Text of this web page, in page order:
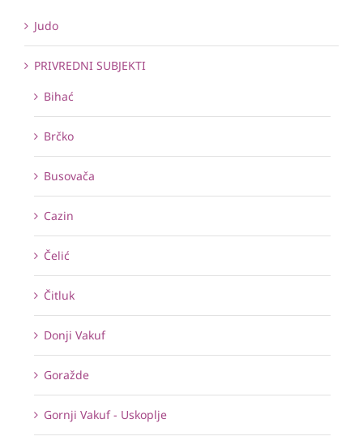
Judo
PRIVREDNI SUBJEKTI
Bihać
Brčko
Busovača
Cazin
Čelić
Čitluk
Donji Vakuf
Goražde
Gornji Vakuf - Uskoplje